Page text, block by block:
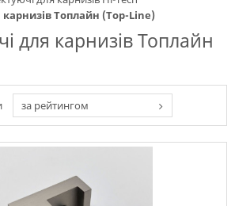
Топлайн (Top-Line)
для карнизів Топлайн
за рейтингом